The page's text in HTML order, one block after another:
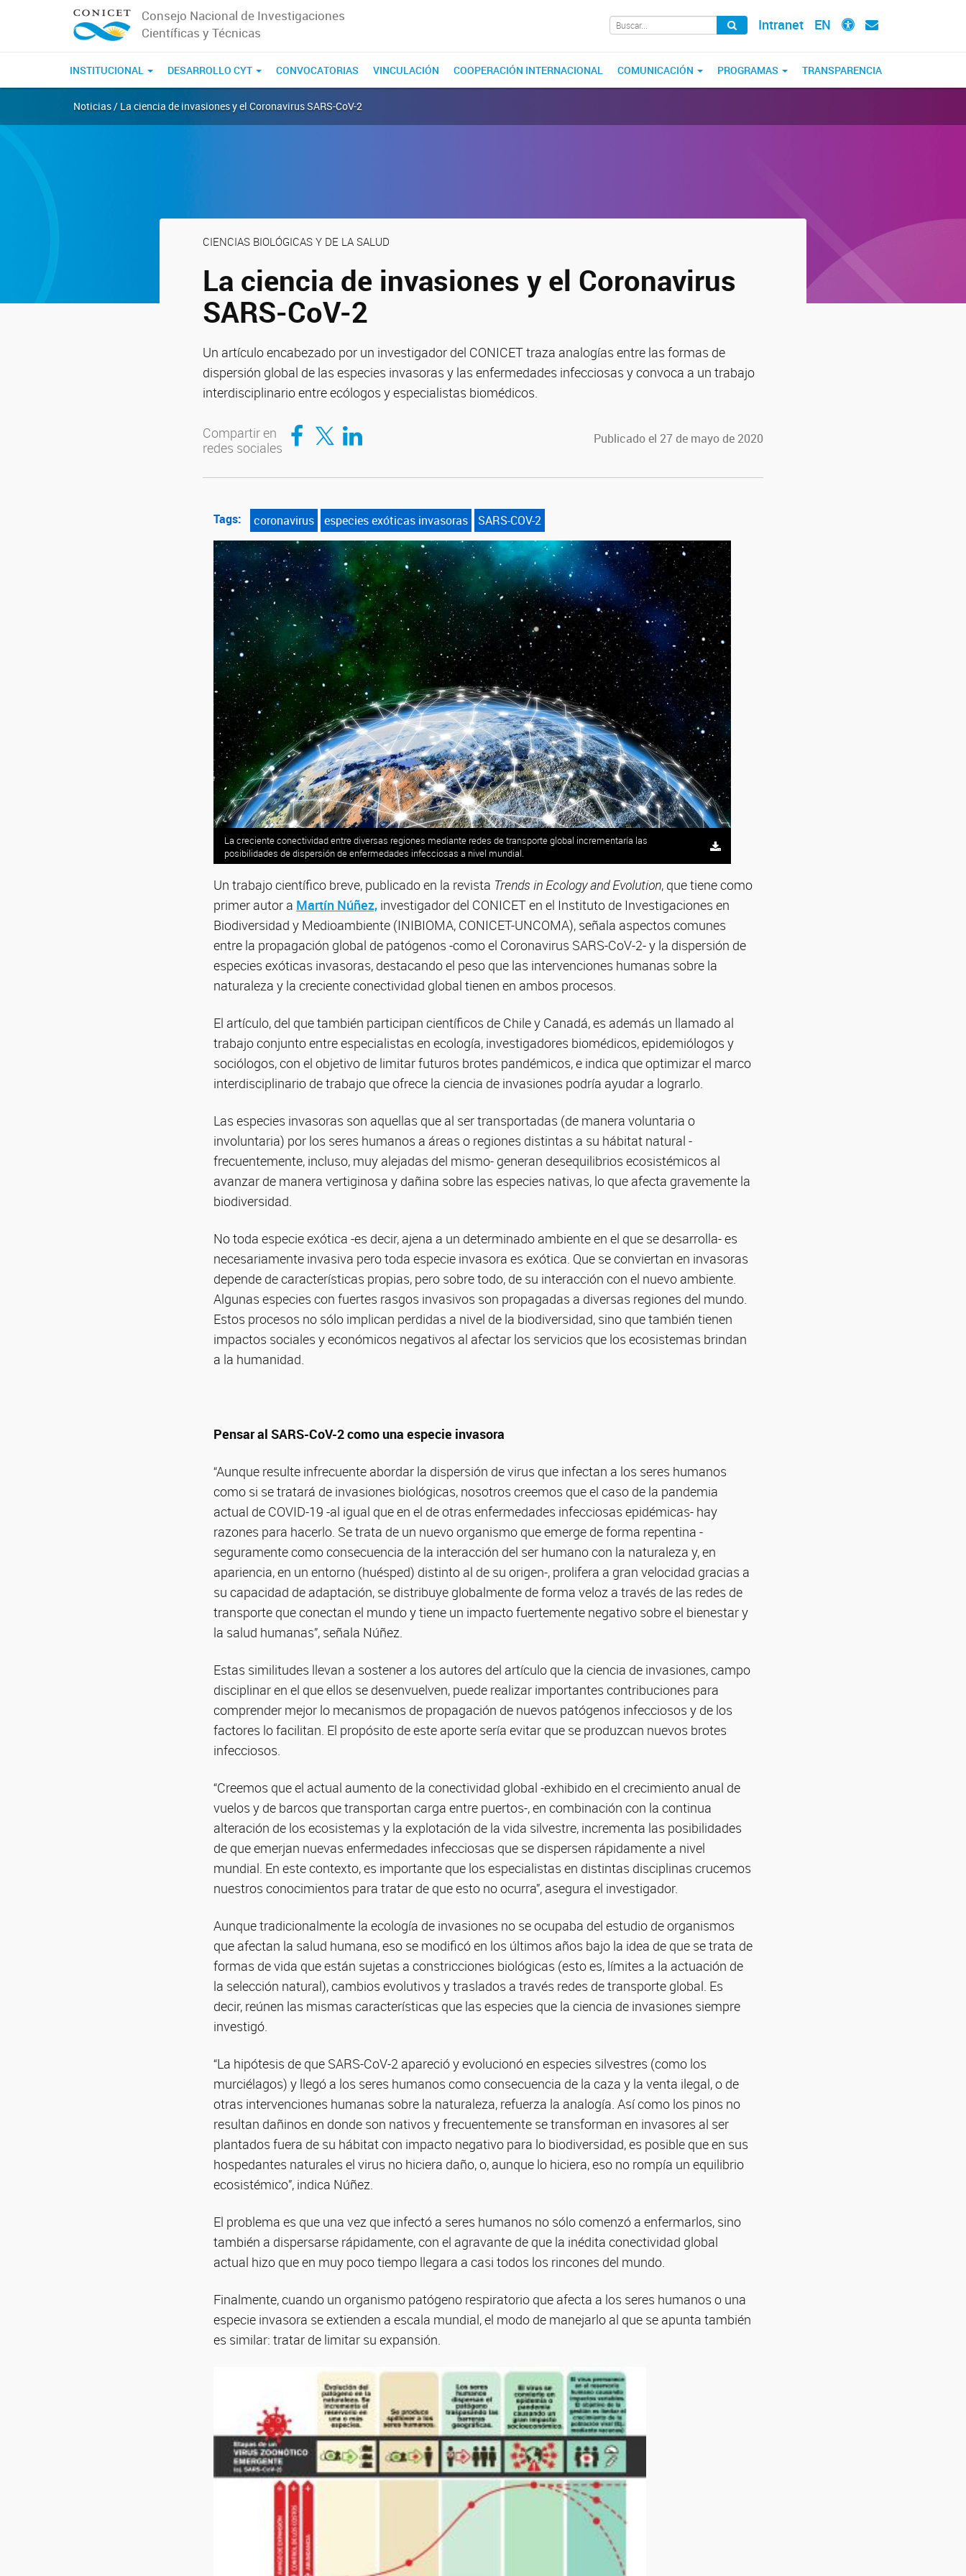
Consejo Nacional de Investigaciones
Científicas y Técnicas
Intranet EN
INSTITUCIONAL DESARROLLO CYT CONVOCATORIAS VINCULACIÓN COOPERACIÓN INTERNACIONAL COMUNICACIÓN PROGRAMAS TRANSPARENCIA
Noticias / La ciencia de invasiones y el Coronavirus SARS-CoV-2
CIENCIAS BIOLÓGICAS Y DE LA SALUD
La ciencia de invasiones y el Coronavirus
SARS-CoV-2
Un artículo encabezado por un investigador del CONICET traza analogías entre las formas de
dispersión global de las especies invasoras y las enfermedades infecciosas y convoca a un trabajo
interdisciplinario entre ecólogos y especialistas biomédicos.
Compartir en
redes sociales
Compartir en Facebook
Compartir en TwitterCompartir en LinkedIn Publicado el 27 de mayo de 2020
Tags: coronavirus especies exóticas invasoras SARS-COV-2
La creciente conectividad entre diversas regiones mediante redes de transporte global incrementaría las
posibilidades de dispersión de enfermedades infecciosas a nivel mundial.
Un trabajo científico breve, publicado en la revista Trends in Ecology and Evolution, que tiene como
primer autor a Martín Núñez, investigador del CONICET en el Instituto de Investigaciones en
Biodiversidad y Medioambiente (INIBIOMA, CONICET-UNCOMA), señala aspectos comunes
entre la propagación global de patógenos -como el Coronavirus SARS-CoV-2- y la dispersión de
especies exóticas invasoras, destacando el peso que las intervenciones humanas sobre la
naturaleza y la creciente conectividad global tienen en ambos procesos.
El artículo, del que también participan científicos de Chile y Canadá, es además un llamado al
trabajo conjunto entre especialistas en ecología, investigadores biomédicos, epidemiólogos y
sociólogos, con el objetivo de limitar futuros brotes pandémicos, e indica que optimizar el marco
interdisciplinario de trabajo que ofrece la ciencia de invasiones podría ayudar a lograrlo.
Las especies invasoras son aquellas que al ser transportadas (de manera voluntaria o
involuntaria) por los seres humanos a áreas o regiones distintas a su hábitat natural -
frecuentemente, incluso, muy alejadas del mismo- generan desequilibrios ecosistémicos al
avanzar de manera vertiginosa y dañina sobre las especies nativas, lo que afecta gravemente la
biodiversidad.
No toda especie exótica -es decir, ajena a un determinado ambiente en el que se desarrolla- es
necesariamente invasiva pero toda especie invasora es exótica. Que se conviertan en invasoras
depende de características propias, pero sobre todo, de su interacción con el nuevo ambiente.
Algunas especies con fuertes rasgos invasivos son propagadas a diversas regiones del mundo.
Estos procesos no sólo implican perdidas a nivel de la biodiversidad, sino que también tienen
impactos sociales y económicos negativos al afectar los servicios que los ecosistemas brindan
a la humanidad.
Pensar al SARS-CoV-2 como una especie invasora
“Aunque resulte infrecuente abordar la dispersión de virus que infectan a los seres humanos
como si se tratará de invasiones biológicas, nosotros creemos que el caso de la pandemia
actual de COVID-19 -al igual que en el de otras enfermedades infecciosas epidémicas- hay
razones para hacerlo. Se trata de un nuevo organismo que emerge de forma repentina -
seguramente como consecuencia de la interacción del ser humano con la naturaleza y, en
apariencia, en un entorno (huésped) distinto al de su origen-, prolifera a gran velocidad gracias a
su capacidad de adaptación, se distribuye globalmente de forma veloz a través de las redes de
transporte que conectan el mundo y tiene un impacto fuertemente negativo sobre el bienestar y
la salud humanas”, señala Núñez.
Estas similitudes llevan a sostener a los autores del artículo que la ciencia de invasiones, campo
disciplinar en el que ellos se desenvuelven, puede realizar importantes contribuciones para
comprender mejor lo mecanismos de propagación de nuevos patógenos infecciosos y de los
factores lo facilitan. El propósito de este aporte sería evitar que se produzcan nuevos brotes
infecciosos.
“Creemos que el actual aumento de la conectividad global -exhibido en el crecimiento anual de
vuelos y de barcos que transportan carga entre puertos-, en combinación con la continua
alteración de los ecosistemas y la explotación de la vida silvestre, incrementa las posibilidades
de que emerjan nuevas enfermedades infecciosas que se dispersen rápidamente a nivel
mundial. En este contexto, es importante que los especialistas en distintas disciplinas crucemos
nuestros conocimientos para tratar de que esto no ocurra”, asegura el investigador.
Aunque tradicionalmente la ecología de invasiones no se ocupaba del estudio de organismos
que afectan la salud humana, eso se modificó en los últimos años bajo la idea de que se trata de
formas de vida que están sujetas a constricciones biológicas (esto es, límites a la actuación de
la selección natural), cambios evolutivos y traslados a través redes de transporte global. Es
decir, reúnen las mismas características que las especies que la ciencia de invasiones siempre
investigó.
“La hipótesis de que SARS-CoV-2 apareció y evolucionó en especies silvestres (como los
murciélagos) y llegó a los seres humanos como consecuencia de la caza y la venta ilegal, o de
otras intervenciones humanas sobre la naturaleza, refuerza la analogía. Así como los pinos no
resultan dañinos en donde son nativos y frecuentemente se transforman en invasores al ser
plantados fuera de su hábitat con impacto negativo para lo biodiversidad, es posible que en sus
hospedantes naturales el virus no hiciera daño, o, aunque lo hiciera, eso no rompía un equilibrio
ecosistémico”, indica Núñez.
El problema es que una vez que infectó a seres humanos no sólo comenzó a enfermarlos, sino
también a dispersarse rápidamente, con el agravante de que la inédita conectividad global
actual hizo que en muy poco tiempo llegara a casi todos los rincones del mundo.
Finalmente, cuando un organismo patógeno respiratorio que afecta a los seres humanos o una
especie invasora se extienden a escala mundial, el modo de manejarlo al que se apunta también
es similar: tratar de limitar su expansión.